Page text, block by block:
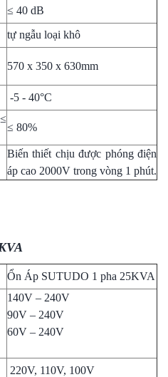
≤ 40 dB
tự ngẫu loại khô
570 x 350 x 630mm
-5 - 40°C
≤ 80%
Biến thiết chịu được phóng điện
áp cao 2000V trong vòng 1 phút.
Ổn Áp SUTUDO 1 pha 25KVA
140V – 240V
90V – 240V
60V – 240V
220V, 110V, 100V